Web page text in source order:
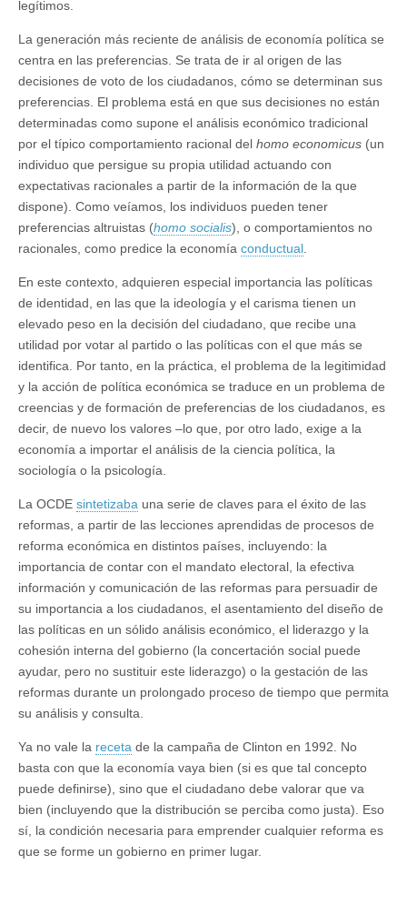
legítimos.
La generación más reciente de análisis de economía política se
centra en las preferencias. Se trata de ir al origen de las
decisiones de voto de los ciudadanos, cómo se determinan sus
preferencias. El problema está en que sus decisiones no están
determinadas como supone el análisis económico tradicional
por el típico comportamiento racional del homo economicus (un
individuo que persigue su propia utilidad actuando con
expectativas racionales a partir de la información de la que
dispone). Como veíamos, los individuos pueden tener
preferencias altruistas (homo socialis), o comportamientos no
racionales, como predice la economía conductual
En este contexto, adquieren especial importancia las políticas
de identidad, en las que la ideología y el carisma tienen un
elevado peso en la decisión del ciudadano, que recibe una
utilidad por votar al partido o las políticas con el que más se
identifica. Por tanto, en la práctica, el problema de la legitimidad
y la acción de política económica se traduce en un problema de
creencias y de formación de preferencias de los ciudadanos, es
decir, de nuevo los valores ‒lo que, por otro lado, exige a la
economía a importar el análisis de la ciencia política, la
sociología o la psicología.
La OCDE sintetizaba una serie de claves para el éxito de las
reformas, a partir de las lecciones aprendidas de procesos de
reforma económica en distintos países, incluyendo: la
importancia de contar con el mandato electoral, la efectiva
información y comunicación de las reformas para persuadir de
su importancia a los ciudadanos, el asentamiento del diseño de
las políticas en un sólido análisis económico, el liderazgo y la
cohesión interna del gobierno (la concertación social puede
ayudar, pero no sustituir este liderazgo) o la gestación de las
reformas durante un prolongado proceso de tiempo que permita
su análisis y consulta.
Ya no vale la receta de la campaña de Clinton en 1992. No
basta con que la economía vaya bien (si es que tal concepto
puede definirse), sino que el ciudadano debe valorar que va
bien (incluyendo que la distribución se perciba como justa). Eso
sí, la condición necesaria para emprender cualquier reforma es
que se forme un gobierno en primer lugar.